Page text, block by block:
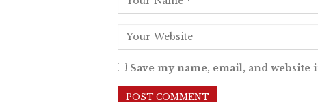
Save my name, email, and